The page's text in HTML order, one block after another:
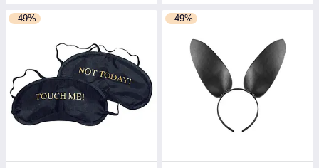
–49% –49%